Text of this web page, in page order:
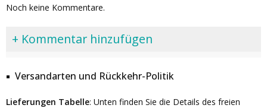
Noch keine Kommentare.
+ Kommentar hinzufügen
Versandarten und Rückkehr-Politik
Lieferungen Tabelle: Unten finden Sie die Details des freien